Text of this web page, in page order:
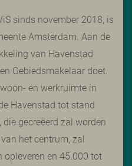
sinds november 2018, is
Amsterdam. Aan de
van Havenstad
Gebiedsmakelaar doet.
en werkruimte in
Havenstad tot stand
gecreëerd zal worden
het centrum, zal
en 45.000 tot